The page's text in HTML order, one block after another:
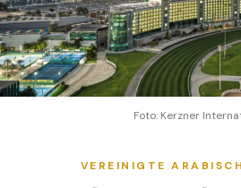
Foto: Kerzner
VEREINIGTE